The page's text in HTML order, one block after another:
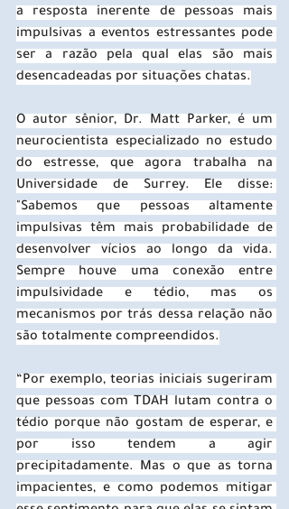
a resposta inerente de pessoas mais
impulsivas a eventos estressantes pode
ser a razão pela qual elas são mais
desencadeadas por situações chatas.
O autor sênior, Dr. Matt Parker, é um
neurocientista especializado no estudo
do estresse, que agora trabalha na
Universidade de Surrey. Ele disse:
"Sabemos que pessoas altamente
impulsivas têm mais probabilidade de
desenvolver vícios ao longo da vida.
Sempre houve uma conexão entre
impulsividade e tédio, mas os
mecanismos por trás dessa relação não
são totalmente compreendidos.
“Por exemplo, teorias iniciais sugeriram
que pessoas com TDAH lutam contra o
tédio porque não gostam de esperar, e
por isso tendem a agir
precipitadamente. Mas o que as torna
impacientes, e como podemos mitigar